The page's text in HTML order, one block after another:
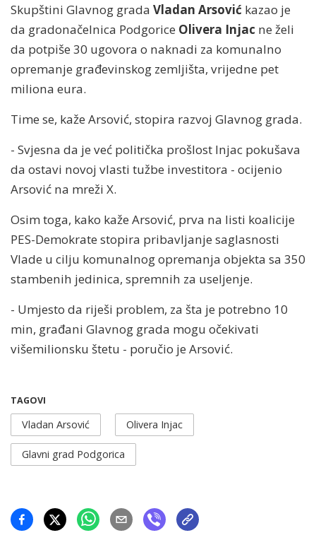
Skupštini Glavnog grada Vladan Arsović kazao je
da gradonačelnica Podgorice Olivera Injac ne želi
da potpiše 30 ugovora o naknadi za komunalno
opremanje građevinskog zemljišta, vrijedne pet
miliona eura.
Time se, kaže Arsović, stopira razvoj Glavnog grada.
- Svjesna da je već politička prošlost Injac pokušava
da ostavi novoj vlasti tužbe investitora - ocijenio
Arsović na mreži X.
Osim toga, kako kaže Arsović, prva na listi koalicije
PES-Demokrate stopira pribavljanje saglasnosti
Vlade u cilju komunalnog opremanja objekta sa 350
stambenih jedinica, spremnih za useljenje.
- Umjesto da riješi problem, za šta je potrebno 10
min, građani Glavnog grada mogu očekivati
višemilionsku štetu - poručio je Arsović.
TAGOVI
Vladan Arsović Olivera Injac
Glavni grad Podgorica